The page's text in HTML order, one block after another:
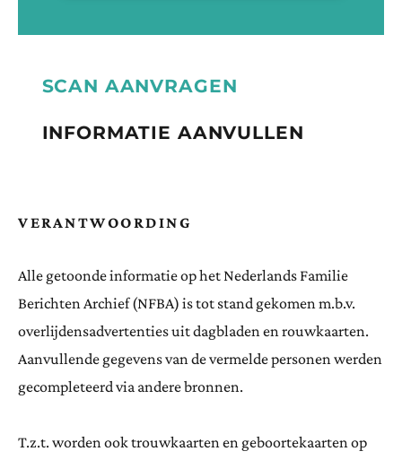
SCAN AANVRAGEN
INFORMATIE AANVULLEN
VERANTWOORDING
Alle getoonde informatie op het Nederlands Familie
Berichten Archief (NFBA) is tot stand gekomen m.b.v.
overlijdensadvertenties uit dagbladen en rouwkaarten.
Aanvullende gegevens van de vermelde personen werden
gecompleteerd via andere bronnen.
T.z.t. worden ook trouwkaarten en geboortekaarten op